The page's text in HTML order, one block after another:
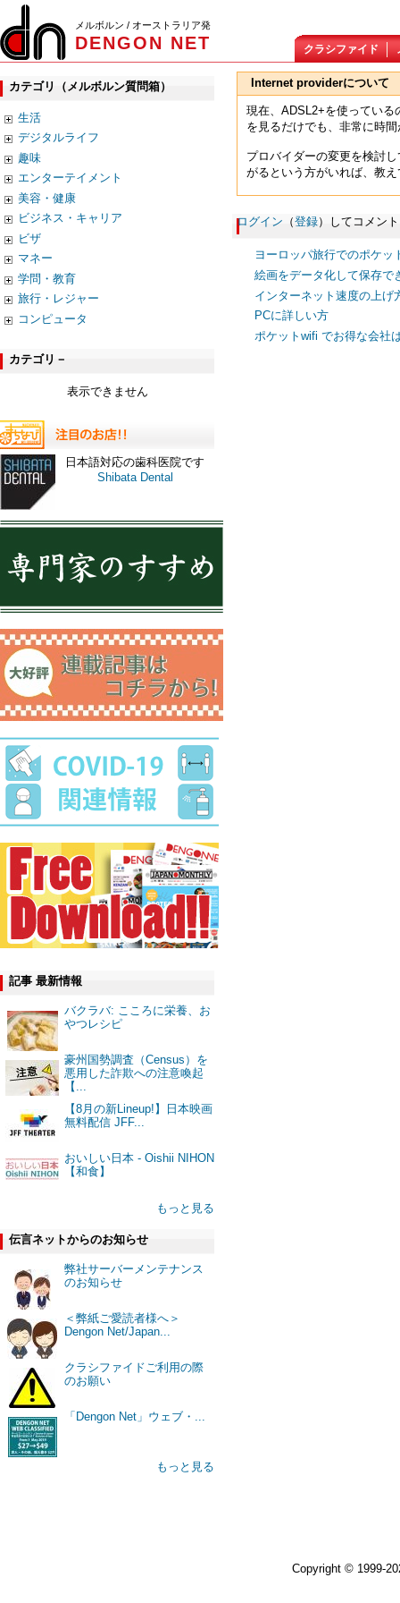
メルボルン / オーストラリア発
DENGON NET クラシファイド
カテゴリ（メルボルン質問箱）
生活
デジタルライフ
趣味
エンターテイメント
美容・健康
ビジネス・キャリア
ビザ
マネー
学問・教育
旅行・レジャー
コンピュータ
カテゴリ－
表示できません
日本語対応の歯科医院です
Shibata Dental
記事 最新情報
バクラバ: こころに栄養、お
やつレシピ
豪州国勢調査（Census）を
悪用した詐欺への注意喚起
【...
【8月の新Lineup!】日本映画
無料配信 JFF...
おいしい日本 - Oishii NIHON
【和食】
もっと見る
伝言ネットからのお知らせ
弊社サーバーメンテナンス
のお知らせ
＜弊紙ご愛読者様へ＞
Dengon Net/Japan...
クラシファイドご利用の際
のお願い
「Dengon Net」ウェブ・...
もっと見る
Internet providerについて
現在、ADSL2+を使っている
を見るだけでも、非常に時
プロバイダーの変更を検討
がるという方がいれば、教
ログイン （登録）してコメン
ヨーロッパ旅行でのポケッ
絵画をデータ化して保存で
インターネット速度の上げ
PCに詳しい方
ポケットwifi でお得な会社
Copyright © 1999-